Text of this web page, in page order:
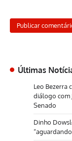
Últimas
Leo Bezerra
diálogo com
Senado
Dinho